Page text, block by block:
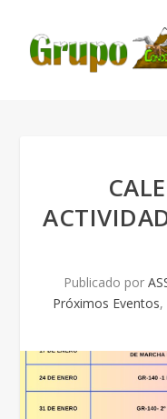
Publicado por
Próximos Eventos,